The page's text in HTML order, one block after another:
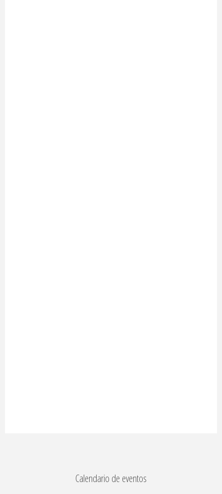
Calendario de eventos